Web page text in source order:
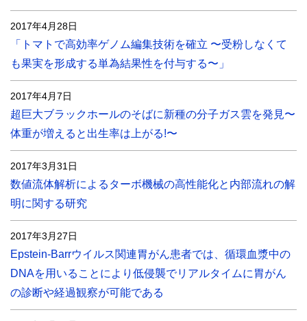
2017年4月28日
「トマトで高効率ゲノム編集技術を確立 〜受粉しなくて
も果実を形成する単為結果性を付与する〜」
2017年4月7日
超巨大ブラックホールのそばに新種の分子ガス雲を発見〜
体重が増えると出生率は上がる!〜
2017年3月31日
数値流体解析によるターボ機械の高性能化と内部流れの解
明に関する研究
2017年3月27日
Epstein-Barrウイルス関連胃がん患者では、循環血漿中の
DNAを用いることにより低侵襲でリアルタイムに胃がん
の診断や経過観察が可能である